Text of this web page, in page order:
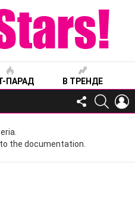
ПАРАД В ТРЕНДЕ
FOLLOW
US
the documentation.